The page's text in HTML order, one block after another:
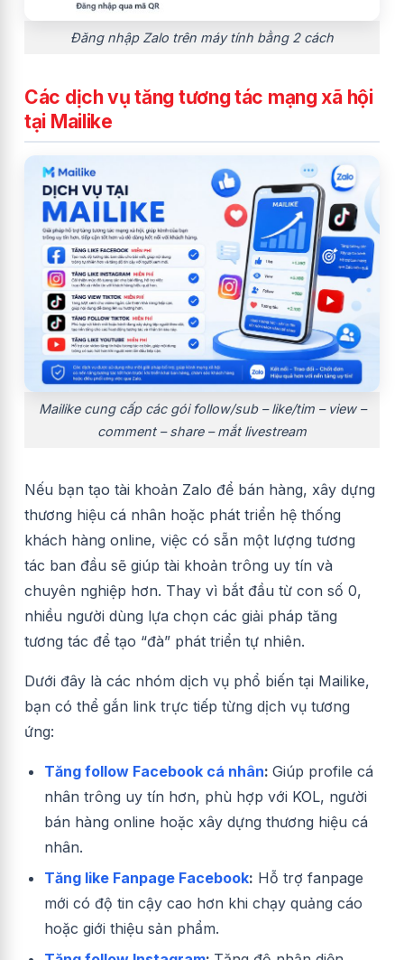
Đăng nhập Zalo trên máy tính bằng 2 cách
Các dịch vụ tăng tương tác mạng xã hội
tại Mailike
Mailike cung cấp các gói follow/sub – like/tim – view –
comment – share – mắt livestream
Nếu bạn tạo tài khoản Zalo để bán hàng, xây dựng
thương hiệu cá nhân hoặc phát triển hệ thống
khách hàng online, việc có sẵn một lượng tương
tác ban đầu sẽ giúp tài khoản trông uy tín và
chuyên nghiệp hơn. Thay vì bắt đầu từ con số 0,
nhiều người dùng lựa chọn các giải pháp tăng
tương tác để tạo “đà” phát triển tự nhiên.
Dưới đây là các nhóm dịch vụ phổ biến tại Mailike,
bạn có thể gắn link trực tiếp từng dịch vụ tương
ứng:
Tăng follow Facebook cá nhân: Giúp profile cá
nhân trông uy tín hơn, phù hợp với KOL, người
bán hàng online hoặc xây dựng thương hiệu cá
nhân.
Tăng like Fanpage Facebook: Hỗ trợ fanpage
mới có độ tin cậy cao hơn khi chạy quảng cáo
hoặc giới thiệu sản phẩm.